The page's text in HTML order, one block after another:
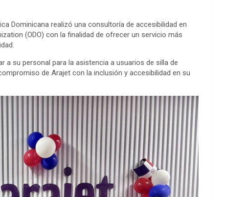
Dominicana realizó una consultoría de accesibilidad en
(ODO) con la finalidad de ofrecer un servicio más
su personal para la asistencia a usuarios de silla de
de Arajet con la inclusión y accesibilidad en su